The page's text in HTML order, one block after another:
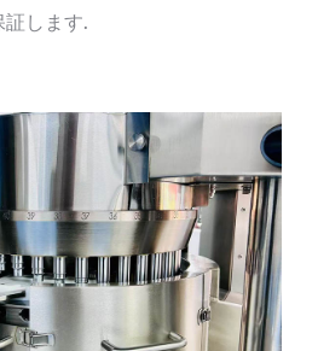
します.